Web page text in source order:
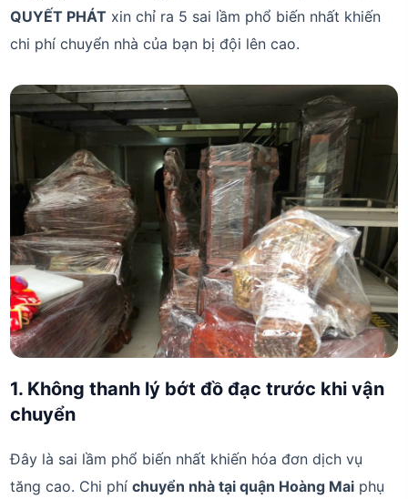
QUYẾT PHÁT xin chỉ ra 5 sai lầm phổ biến nhất khiến
chi phí chuyển nhà của bạn bị đội lên cao.
1. Không thanh lý bớt đồ đạc trước khi vận
chuyển
Đây là sai lầm phổ biến nhất khiến hóa đơn dịch vụ
tăng cao. Chi phíchuyển nhà tại quận Hoàng Mai phụ